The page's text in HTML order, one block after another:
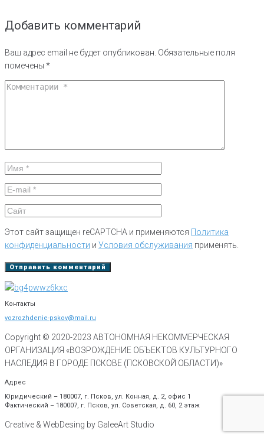
Добавить комментарий
Ваш адрес email не будет опубликован. Обязательные поля
помечены *
Этот сайт защищен reCAPTCHA и применяются Политика
конфиденциальности и Условия обслуживания применять.
Контакты
vozrozhdenie-pskov@mail.ru
Copyright © 2020-2023 АВТОНОМНАЯ НЕКОММЕРЧЕСКАЯ
ОРГАНИЗАЦИЯ «ВОЗРОЖДЕНИЕ ОБЪЕКТОВ КУЛЬТУРНОГО
НАСЛЕДИЯ В ГОРОДЕ ПСКОВЕ (ПСКОВСКОЙ ОБЛАСТИ)»
Адрес
Юридический – 180007, г. Псков, ул. Конная, д. 2, офис 1
Фактический – 180007, г. Псков, ул. Советская, д. 60, 2 этаж
Creative & WebDesing by GaleeArt Studio